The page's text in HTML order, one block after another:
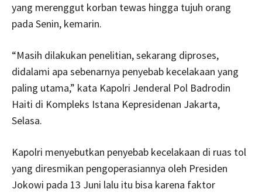
yang merenggut korban tewas hingga tujuh orang
pada Senin, kemarin.
“Masih dilakukan penelitian, sekarang diproses,
didalami apa sebenarnya penyebab kecelakaan yang
paling utama,” kata Kapolri Jenderal Pol Badrodin
Haiti di Kompleks Istana Kepresidenan Jakarta,
Selasa.
Kapolri menyebutkan penyebab kecelakaan di ruas tol
yang diresmikan pengoperasiannya oleh Presiden
Jokowi pada 13 Juni lalu itu bisa karena faktor